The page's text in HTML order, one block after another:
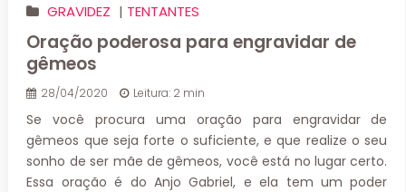
GRAVIDEZ | TENTANTES
Oração poderosa para engravidar de
gêmeos
28/04/2020 Leitura: 2 min
Se você procura uma oração para engravidar de
gêmeos que seja forte o suficiente, e que realize o seu
sonho de ser mãe de gêmeos, você está no lugar certo.
Essa oração é do Anjo Gabriel, e ela tem um poder